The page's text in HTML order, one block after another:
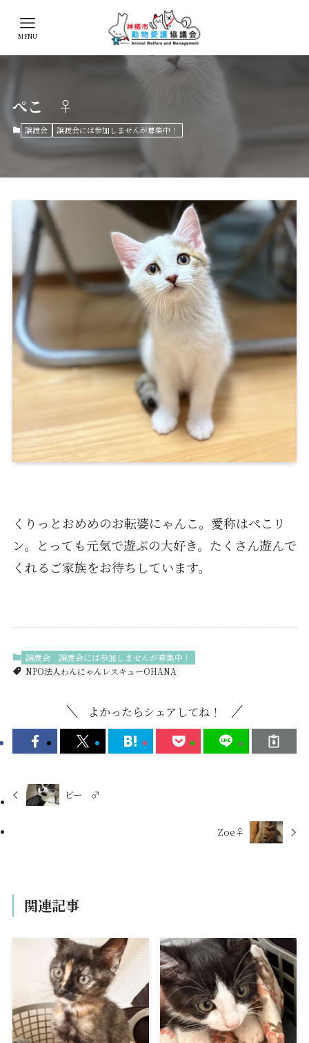
MENU
ぺこ ♀
譲渡会 譲渡会には参加しませんが募集中！
くりっとおめめのお転婆にゃんこ。愛称はぺこリ
ン。とっても元気で遊ぶの大好き。たくさん遊んで
くれるご家族をお待ちしています。
譲渡会
譲渡会には参加しませんが募集中！
NPO法人わんにゃんレスキューOHANA
よかったらシェアしてね！
ビー ♂
Zoe♀
関連記事